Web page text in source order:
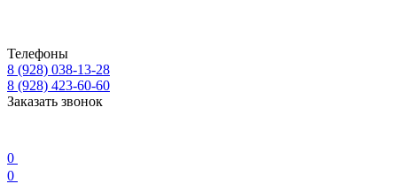
Телефоны
8 (928) 038-13-28
8 (928) 423-60-60
Заказать звонок
0
0